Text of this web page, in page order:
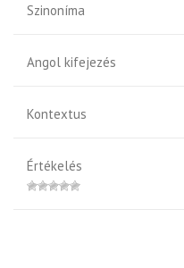
Szinoníma
Angol kifejezés
Kontextus
Értékelés